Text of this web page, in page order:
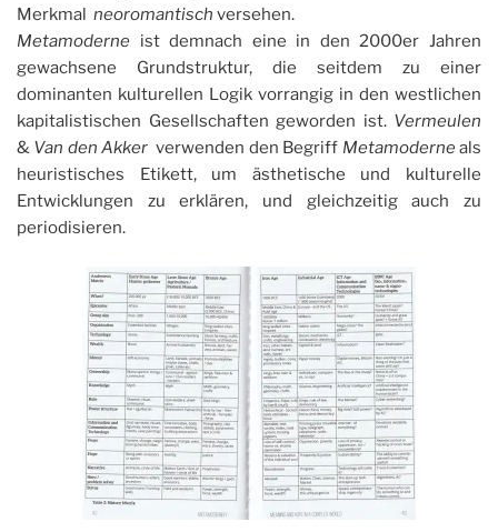
Merkmal neoromantisch versehen.
Metamoderne ist demnach eine in den 2000er Jahren
gewachsene Grundstruktur, die seitdem zu einer
dominanten kulturellen Logik vorrangig in den westlichen
kapitalistischen Gesellschaften geworden ist. Vermeulen
& Van den Akker verwenden den Begriff Metamoderneals
heuristisches Etikett, um ästhetische und kulturelle
Entwicklungen zu erklären, und gleichzeitig auch zu
periodisieren.